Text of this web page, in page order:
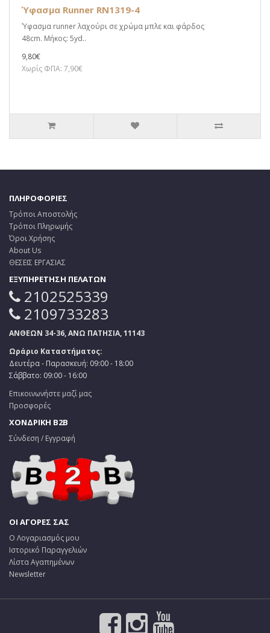
Ύφασμα Runner RN1319-4
Ύφασμα runner λαχούρι σε χρώμα μπλε και φάρδος
48cm. Μήκος: 5yd..
9,80€
Χωρίς ΦΠΑ: 7,90€
ΠΛΗΡΟΦΟΡΙΕΣ
Τρόποι Αποστολής
Τρόποι Πληρωμής
Όροι Χρήσης
About Us
ΘΕΣΕΙΣ ΕΡΓΑΣΙΑΣ
ΕΞΥΠΗΡΕΤΗΣΗ ΠΕΛΑΤΩΝ
2102525339
2109733283
ΑΝΘΕΩΝ 34-36, ΑΝΩ ΠΑΤΗΣΙΑ, 11143
Ωράριο Καταστήματος:
Δευτέρα - Παρασκευή: 09:00 - 18:00
Σάββατο: 09:00 - 16:00
Επικοινωνήστε μαζί μας
Προσφορές
ΧΟΝΔΡΙΚΗ B2B
Σύνδεση / Εγγραφή
ΟΙ ΑΓΟΡΕΣ ΣΑΣ
Ο Λογαριασμός μου
Ιστορικό Παραγγελιών
Λίστα Αγαπημένων
Newsletter